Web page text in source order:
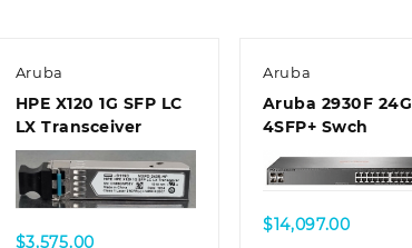
Aruba
HPE X120 1G SFP LC
LX Transceiver
$3,575.00
Aruba
Aruba 2930F 24G
4SFP+ Swch
$14,097.00